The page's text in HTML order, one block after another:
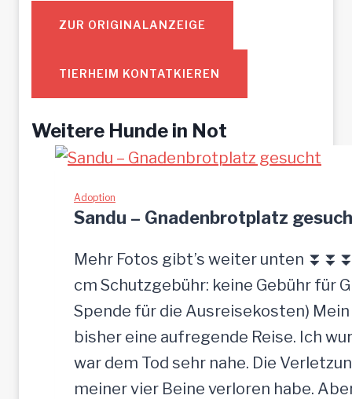
ZUR ORIGINALANZEIGE
TIERHEIM KONTATKIEREN
Weitere Hunde in Not
Adoption
Sandu – Gnadenbrotplatz
Mehr Fotos gibt’s weiter unten
cm Schutzgebühr: keine Gebühr für
Spende für die Ausreisekosten)
bisher eine aufregende Reise. Ich
war dem Tod sehr nahe. Die
meiner vier Beine verloren habe.